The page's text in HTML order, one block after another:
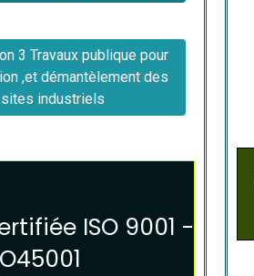
3 Travaux publique pour
,et démantèlement des
sites industriels
ISO 9001 -